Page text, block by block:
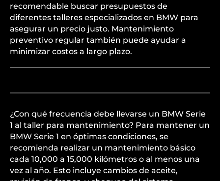
recomendable buscar presupuestos de
diferentes talleres especializados en BMW para
asegurar un precio justo. Mantenimiento
preventivo regular también puede ayudar a
minimizar costos a largo plazo.
¿Con qué frecuencia debe llevarse un BMW Serie
1 al taller para mantenimiento? Para mantener un
BMW Serie 1 en óptimas condiciones, se
recomienda realizar un mantenimiento básico
cada 10,000 a 15,000 kilómetros o al menos una
vez al año. Esto incluye cambios de aceite,